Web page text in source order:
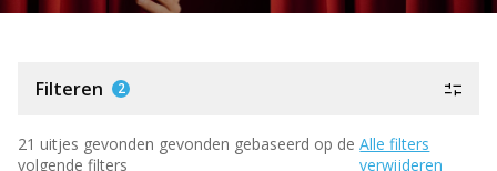
Filteren 2
21 uitjes gevonden gevonden gebaseerd op de
volgende filters
Alle filters
verwijderen